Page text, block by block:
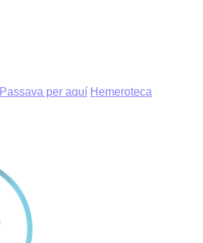
Passava per aquí Hemeroteca